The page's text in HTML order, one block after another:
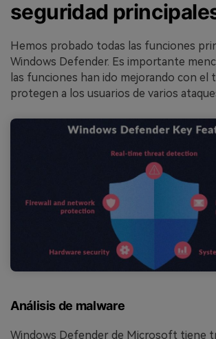
seguridad
Hemos probado todas las funciones
Windows Defender. Es importante
las funciones han ido mejorando con el
protegen a los usuarios de varios
Análisis de malware
Windows Defender de Microsoft tiene